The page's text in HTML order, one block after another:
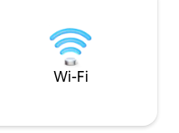
Wi-Fi